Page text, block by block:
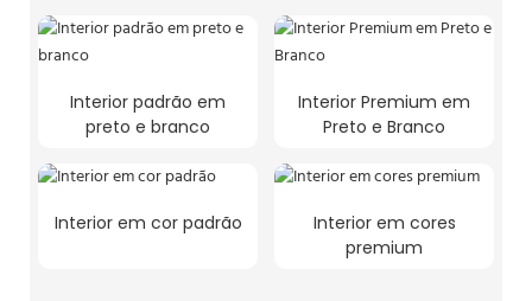
Interior padrão em
preto e branco
Interior Premium em
Preto e Branco
Interior em cor padrão
Interior em cores
premium